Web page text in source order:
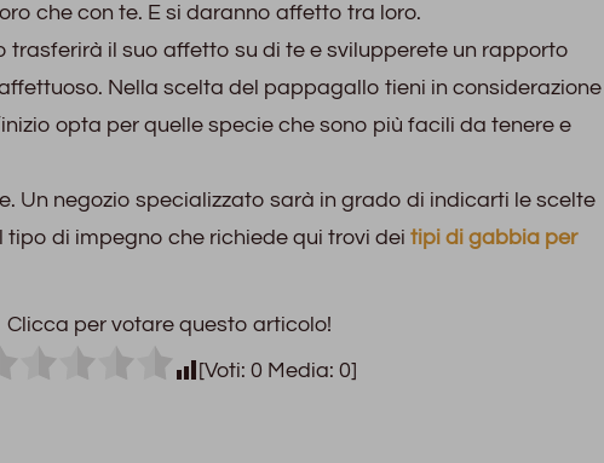
che con te. E si daranno affetto tra loro.
trasferirà il suo affetto su di te e svilupperete un rapporto
Nella scelta del pappagallo tieni in considerazione
opta per quelle specie che sono più facili da tenere e
Un negozio specializzato sarà in grado di indicarti le scelte
tipo di impegno che richiede qui trovi dei tipi di gabbia per
Clicca per votare questo articolo!
[Voti:0 Media:0]